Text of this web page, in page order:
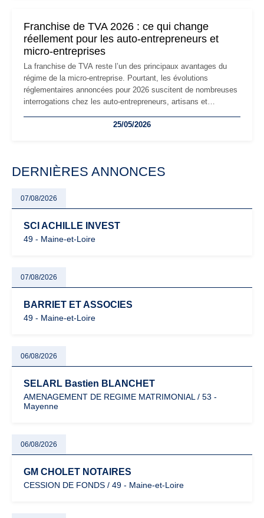
Franchise de TVA 2026 : ce qui change
réellement pour les auto-entrepreneurs et
micro-entreprises
La franchise de TVA reste l’un des principaux avantages du
régime de la micro-entreprise. Pourtant, les évolutions
réglementaires annoncées pour 2026 suscitent de nombreuses
interrogations chez les auto-entrepreneurs, artisans et
facturation ou risque de bascule vers la TVA : les règles
25/05/2026
DERNIÈRES ANNONCES
07/08/2026
SCI ACHILLE INVEST
49 - Maine-et-Loire
07/08/2026
BARRIET ET ASSOCIES
49 - Maine-et-Loire
06/08/2026
SELARL Bastien BLANCHET
AMENAGEMENT DE REGIME MATRIMONIAL / 53 -
Mayenne
06/08/2026
GM CHOLET NOTAIRES
CESSION DE FONDS / 49 - Maine-et-Loire